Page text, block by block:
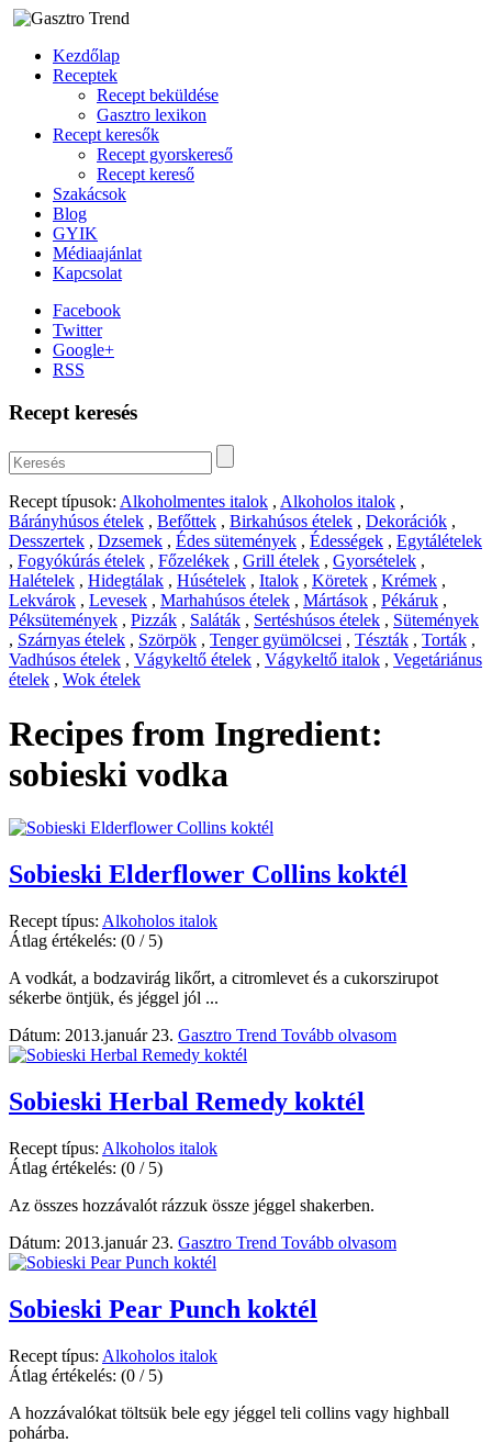
Kezdőlap
Receptek
Recept beküldése
Gasztro lexikon
Recept keresők
Recept gyorskereső
Recept kereső
Szakácsok
Blog
GYIK
Médiaajánlat
Kapcsolat
Facebook
Twitter
Google+
RSS
Recept keresés
Recept típusok: Alkoholmentes italok , Alkoholos italok ,
Bárányhúsos ételek , Befőttek , Birkahúsos ételek , Dekorációk ,
Desszertek , Dzsemek , Édes sütemények , Édességek , Egytálételek
, Fogyókúrás ételek , Főzelékek , Grill ételek , Gyorsételek ,
Halételek , Hidegtálak , Húsételek , Italok , Köretek , Krémek ,
Lekvárok , Levesek , Marhahúsos ételek , Mártások , Pékáruk ,
Péksütemények , Pizzák , Saláták , Sertéshúsos ételek , Sütemények
, Szárnyas ételek , Szörpök , Tenger gyümölcsei , Tészták , Torták ,
Vadhúsos ételek , Vágykeltő ételek , Vágykeltő italok , Vegetáriánus
ételek , Wok ételek
Recipes from Ingredient:
sobieski vodka
Sobieski Elderflower Collins koktél
Recept típus: Alkoholos italok
Átlag értékelés: (0 / 5)
A vodkát, a bodzavirág likőrt, a citromlevet és a cukorszirupot
sékerbe öntjük, és jéggel jól ...
Dátum: 2013.január 23. Gasztro Trend Tovább olvasom
Sobieski Herbal Remedy koktél
Recept típus: Alkoholos italok
Átlag értékelés: (0 / 5)
Az összes hozzávalót rázzuk össze jéggel shakerben.
Dátum: 2013.január 23. Gasztro Trend Tovább olvasom
Sobieski Pear Punch koktél
Recept típus: Alkoholos italok
Átlag értékelés: (0 / 5)
A hozzávalókat töltsük bele egy jéggel teli collins vagy highball
pohárba.